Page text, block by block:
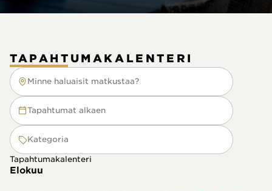
TAPAHTUMAKALENTERI
Minne haluaisit matkustaa?
Minne haluaisit matkustaa?
Tapahtumat alkaen
Kategoria
Tapahtumakalenteri
Elokuu